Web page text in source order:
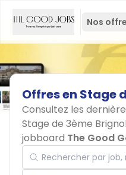
Nos
Offresen Stage
Consultez les
Stage de 3ème
jobboard The Good
Rechercher par job,
Localisation